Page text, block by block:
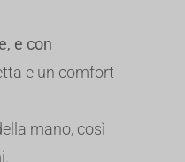
e con
e un comfort
mano, così